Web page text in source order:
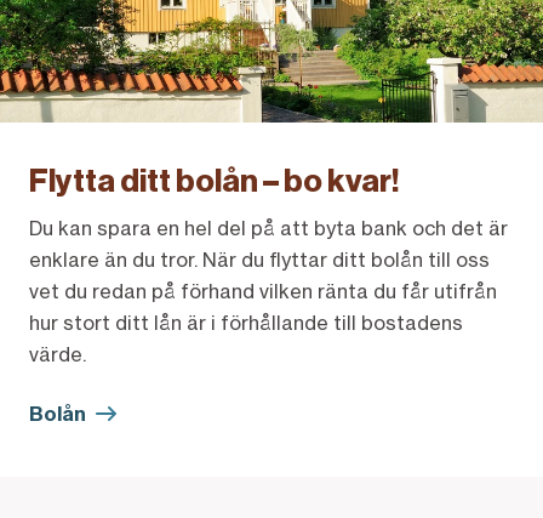
Flytta ditt bolån – bo kvar!
Du kan spara en hel del på att byta bank och det är
enklare än du tror. När du flyttar ditt bolån till oss
vet du redan på förhand vilken ränta du får utifrån
hur stort ditt lån är i förhållande till bostadens
värde.
Bolån